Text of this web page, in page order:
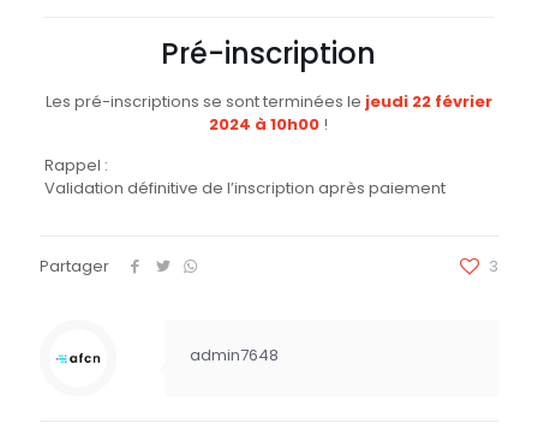
Pré-inscription
Les pré-inscriptions se sont terminées le jeudi 22 février
2024 à 10h00 !
Rappel :
Validation définitive de l’inscription après paiement
Partager 3
admin7648